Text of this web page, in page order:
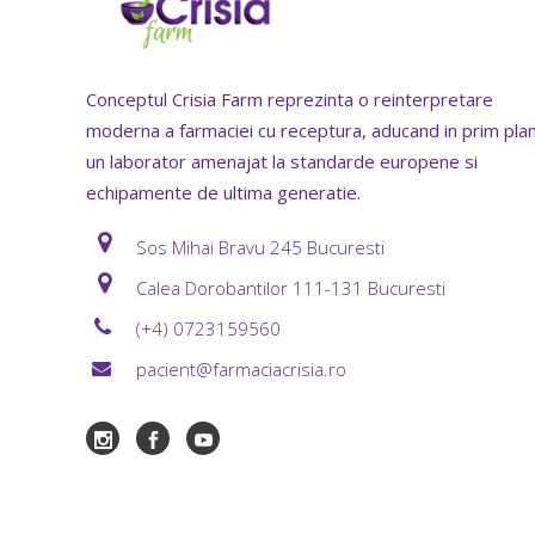
Conceptul Crisia Farm reprezinta o reinterpretare
moderna a farmaciei cu receptura, aducand in prim
un laborator amenajat la standarde europene si
echipamente de ultima generatie.
Sos Mihai Bravu 245 Bucuresti
Calea Dorobantilor 111-131 Bucuresti
(+4) 0723159560
pacient@farmaciacrisia.ro